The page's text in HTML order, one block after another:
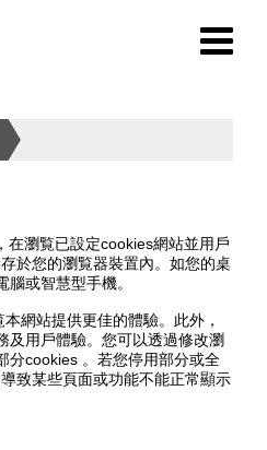
在瀏覧已設定cookies網站並用戶
於您的瀏覧器裝置內。如您的桌
或智慧型手機。
網站提供更佳的體驗。此外，
及用戶體驗。您可以透過修改瀏
分cookies 。若您停用部分或全
致某些頁面或功能不能正常顯示